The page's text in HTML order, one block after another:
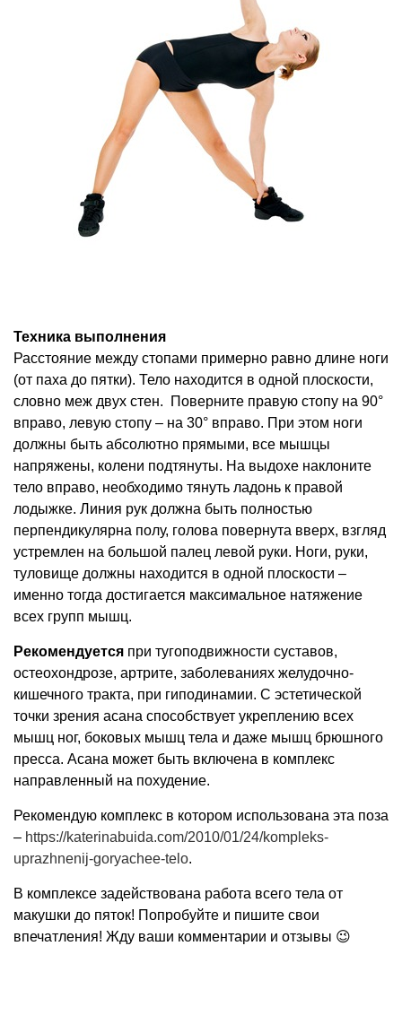
Техника выполнения
Расстояние между стопами примерно равно длине ноги
(от паха до пятки). Тело находится в одной плоскости,
словно меж двух стен. Поверните правую стопу на 90°
вправо, левую стопу – на 30° вправо. При этом ноги
должны быть абсолютно прямыми, все мышцы
напряжены, колени подтянуты. На выдохе наклоните
тело вправо, необходимо тянуть ладонь к правой
лодыжке. Линия рук должна быть полностью
перпендикулярна полу, голова повернута вверх, взгляд
устремлен на большой палец левой руки. Ноги, руки,
туловище должны находится в одной плоскости –
именно тогда достигается максимальное натяжение
всех групп мышц.
Рекомендуется при тугоподвижности суставов,
остеохондрозе, артрите, заболеваниях желудочно-
кишечного тракта, при гиподинамии. С эстетической
точки зрения асана способствует укреплению всех
мышц ног, боковых мышц тела и даже мышц брюшного
пресса. Асана может быть включена в комплекс
направленный на похудение.
Рекомендую комплекс в котором использована эта поза
– https://katerinabuida.com/2010/01/24/kompleks-
uprazhnenij-goryachee-telo.
В комплексе задействована работа всего тела от
макушки до пяток! Попробуйте и пишите свои
впечатления! Жду ваши комментарии и отзывы 😉